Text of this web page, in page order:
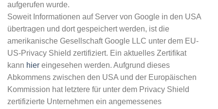
aufgerufen wurde.
Soweit Informationen auf Server von Google in den USA
übertragen und dort gespeichert werden, ist die
amerikanische Gesellschaft Google LLC unter dem EU-
US-Privacy Shield zertifiziert. Ein aktuelles Zertifikat
kann hier eingesehen werden. Aufgrund dieses
Abkommens zwischen den USA und der Europäischen
Kommission hat letztere für unter dem Privacy Shield
zertifizierte Unternehmen ein angemessenes